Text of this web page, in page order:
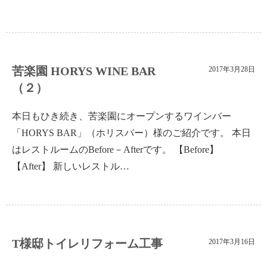
苦楽園 HORYS WINE BAR
（２）
2017年3月28日
本日もひき続き、苦楽園にオープンするワインバー
「HORYS BAR」（ホリスバー）様のご紹介です。 本日
はレストルームのBefore－Afterです。 【Before】
【After】 新しいレストル…
T様邸トイレリフォーム工事 2017年3月16日